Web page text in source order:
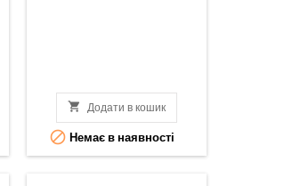
 Додати в кошик
 Немає в наявності